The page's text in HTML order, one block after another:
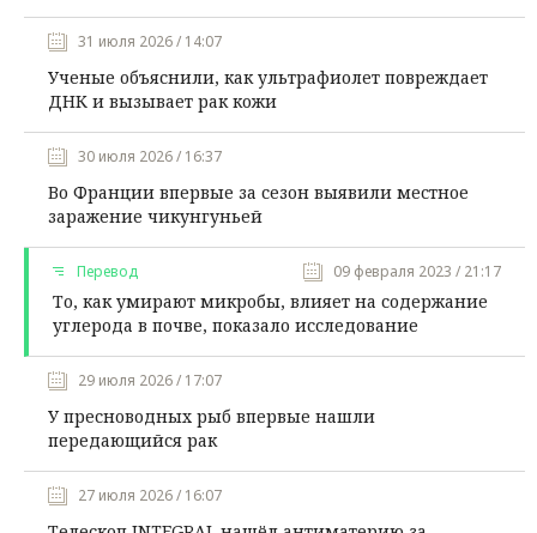
31 июля 2026 / 14:07
Ученые объяснили, как ультрафиолет повреждает
ДНК и вызывает рак кожи
30 июля 2026 / 16:37
Во Франции впервые за сезон выявили местное
заражение чикунгуньей
Перевод 09 февраля 2023 / 21:17
То, как умирают микробы, влияет на содержание
углерода в почве, показало исследование
29 июля 2026 / 17:07
У пресноводных рыб впервые нашли
передающийся рак
27 июля 2026 / 16:07